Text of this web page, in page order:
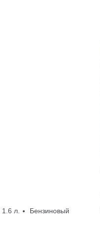
1.6 л.
Бензиновый